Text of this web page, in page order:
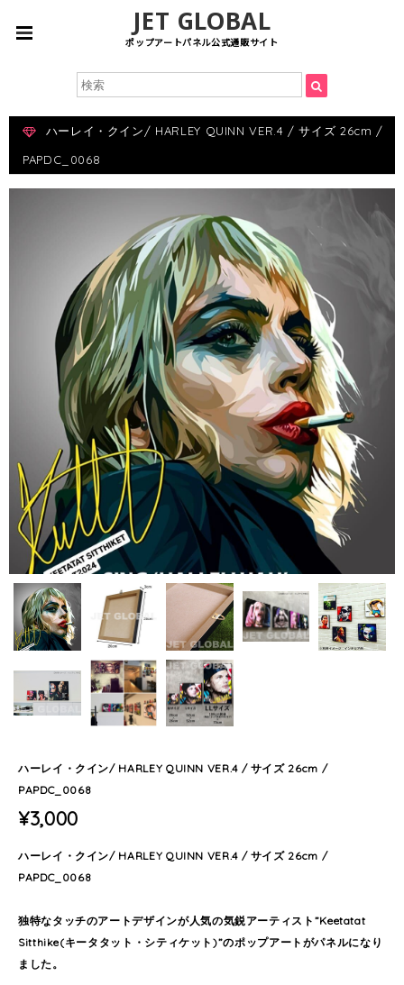
JET GLOBAL
ポップアートパネル公式通販サイト
ハーレイ・クイン/ HARLEY QUINN VER.4 / サイズ 26cm /
PAPDC_0068
ハーレイ・クイン/ HARLEY QUINN VER.4 / サイズ 26cm /
PAPDC_0068
¥3,000
ハーレイ・クイン/ HARLEY QUINN VER.4 / サイズ 26cm /
PAPDC_0068
独特なタッチのアートデザインが人気の気鋭アーティスト”Keetatat
Sitthike(キータタット・シティケット)”のポップアートがパネルになり
ました。